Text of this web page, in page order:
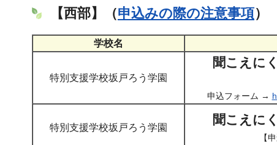
【西部】（申込みの際の注意事項）
学校名
特別支援学校坂戸ろう学園
聞こえに
申込フォーム →
特別支援学校坂戸ろう学園
聞こえに
【